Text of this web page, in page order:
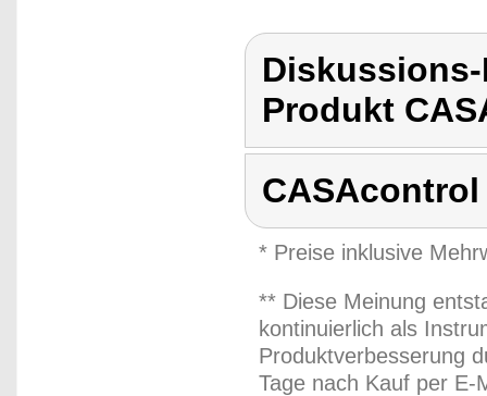
Produkt
CASAcontrol
* Preise inklusive
** Diese Meinung
kontinuierlich als
Produktverbesserung
Tage nach Kauf per E-